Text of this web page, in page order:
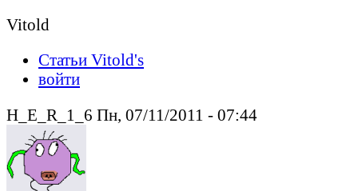
Vitold
Статьи Vitold's
войти
H_E_R_1_6 Пн, 07/11/2011 - 07:44